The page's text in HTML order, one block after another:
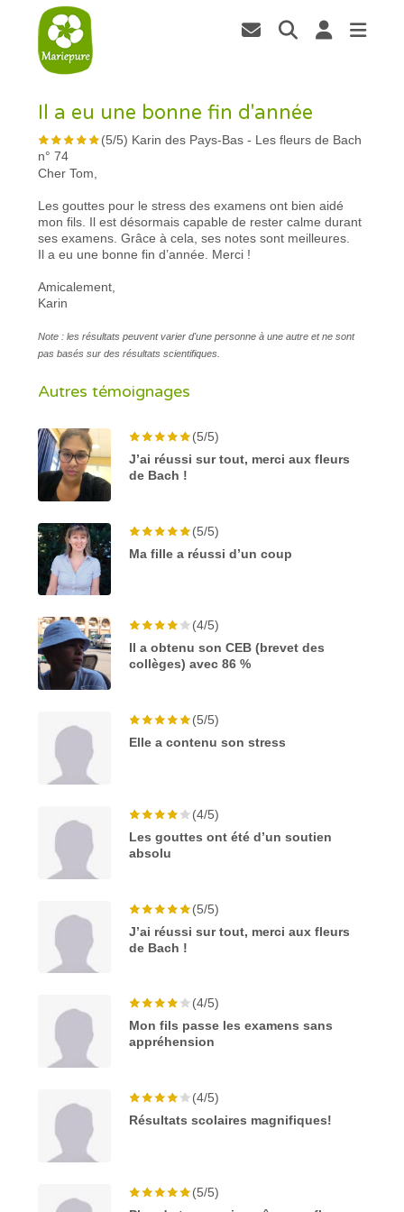
Il a eu une bonne fin d'année
(5/5) Karin des Pays-Bas - Les fleurs de Bach
n° 74
Cher Tom,
Les gouttes pour le stress des examens ont bien aidé
mon fils. Il est désormais capable de rester calme durant
ses examens. Grâce à cela, ses notes sont meilleures.
Il a eu une bonne fin d’année. Merci !
Amicalement,
Karin
Note : les résultats peuvent varier d'une personne à une autre et ne sont
pas basés sur des résultats scientifiques.
Autres témoignages
(5/5)
J’ai réussi sur tout, merci aux fleurs
de Bach !
(5/5)
Ma fille a réussi d’un coup
(4/5)
Il a obtenu son CEB (brevet des
collèges) avec 86 %
(5/5)
Elle a contenu son stress
(4/5)
Les gouttes ont été d’un soutien
absolu
(5/5)
J’ai réussi sur tout, merci aux fleurs
de Bach !
(4/5)
Mon fils passe les examens sans
appréhension
(4/5)
Résultats scolaires magnifiques!
(5/5)